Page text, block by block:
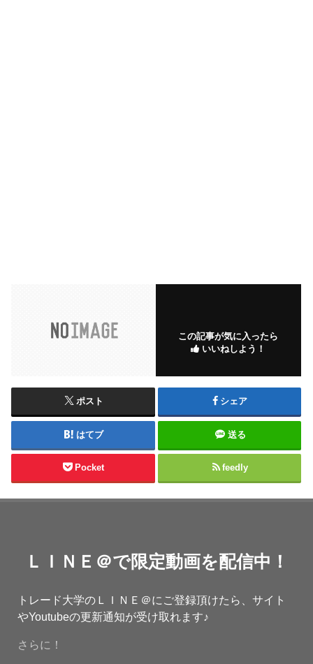
この記事が気に入ったら
いいねしよう！
ポスト シェア
はてブ 送る
Pocket feedly
ＬＩＮＥ＠で限定動画を配信中！
トレード大学のＬＩＮＥ＠にご登録頂けたら、サイト
やYoutubeの更新通知が受け取れます♪
さらに！